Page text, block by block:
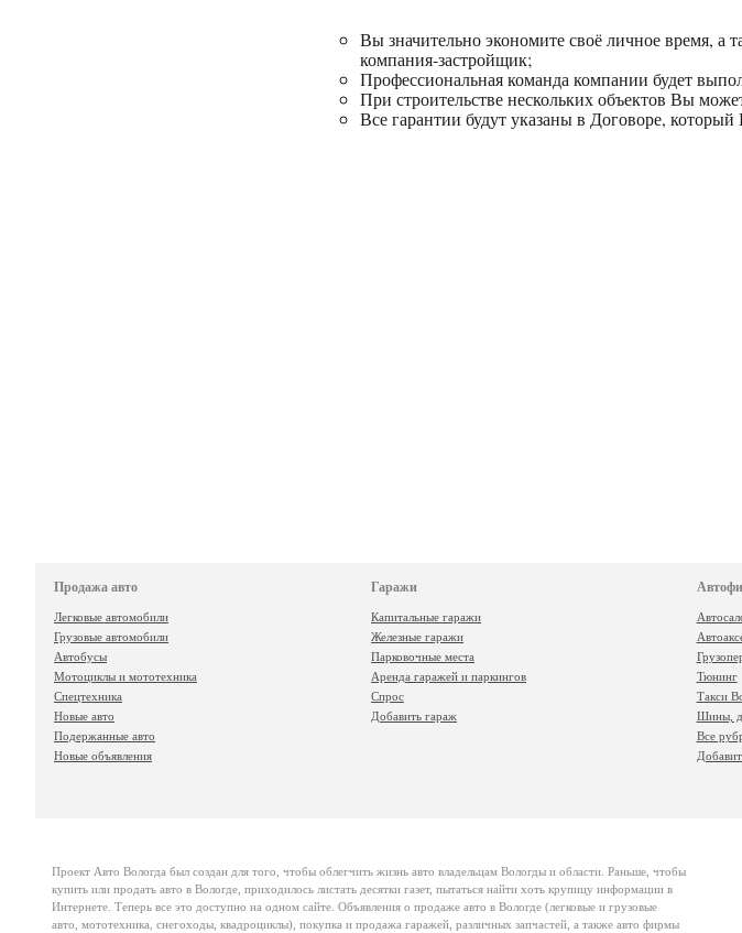
Вы значительно экономите своё личное время, а
компания-застройщик;
Профессиональная команда компании будет
При строительстве нескольких объектов Вы
Все гарантии будут указаны в Договоре,
Продажа авто
Легковые автомобили
Грузовые автомобили
Автобусы
Мотоциклы и мототехника
Спецтехника
Новые авто
Подержанные авто
Новые объявления
Гаражи
Капитальные гаражи
Железные гаражи
Парковочные места
Аренда гаражей и паркингов
Спрос
Добавить гараж
Тюнинг
Такси
Шины,
Все
Проект Авто Вологда был создан для того, чтобы облегчить жизнь авто владельцам Вологды и области. Раньше, чтобы
купить или продать авто в Вологде, приходилось листать десятки газет, пытаться найти хоть крупицу информации в
Интернете. Теперь все это доступно на одном сайте. Объявления о продаже авто в Вологде (легковые и грузовые
авто, мототехника, снегоходы, квадроциклы), покупка и продажа гаражей, различных запчастей, а также авто фирмы